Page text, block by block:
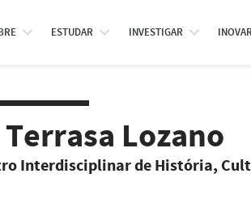
ESTUDAR INVESTIGAR
Lozano
Interdisciplinar de História,